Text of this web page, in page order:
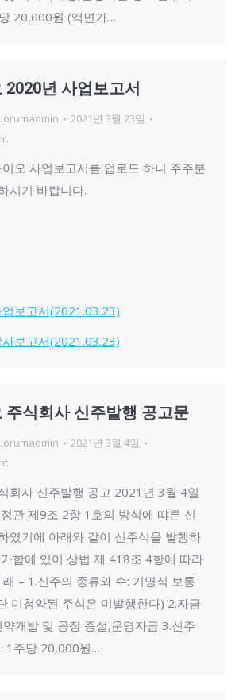
20,000원 (액면가…
2020년 사업보고서
2021년 3월 23일
오 사업보고서를 업로드 하니 주주분
시기 바랍니다.
보고서(2021.03.23)
보고서(2021.03.23)
주식회사 신주발행 공고문
2021년 3월 4일
회사 신주발행 공고 2021년 3월 4일
관 제9조 2항 1호의 방식에 땨른 신
였기에 아래와 같이 신주식을 발행하
함에 있어 상법 제 418조 4항에 따라
– 1.신주의 종류와 수: 기명식 보통
미청약된 주식은 미발행한다) 2.자금
개발 및 공장 증설,운영자금 3.신주
1주당 20,000원…